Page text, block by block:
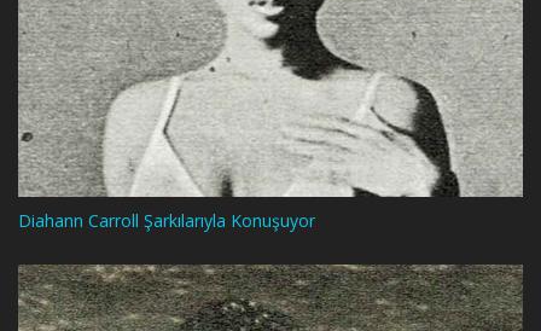
Diahann Carroll Şarkılarıyla Konuşuyor